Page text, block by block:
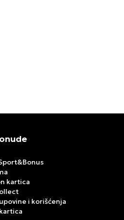
kartica
i korišćenja